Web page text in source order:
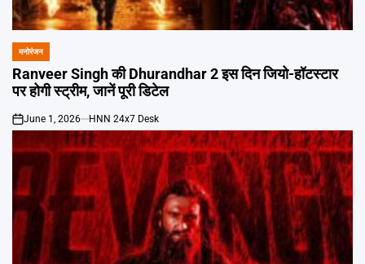
POSTED
IN
मनोरंजन
Ranveer Singh की Dhurandhar 2 इस दिन जियो-हॉटस्टार
पर होगी स्ट्रीम, जानें पूरी डिटेल
on
June 1, 2026 HNN 24x7 Desk